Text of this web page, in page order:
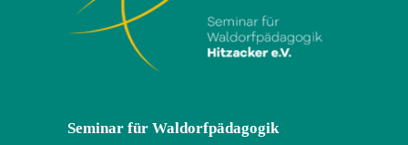
Seminar für Waldorfpädagogik